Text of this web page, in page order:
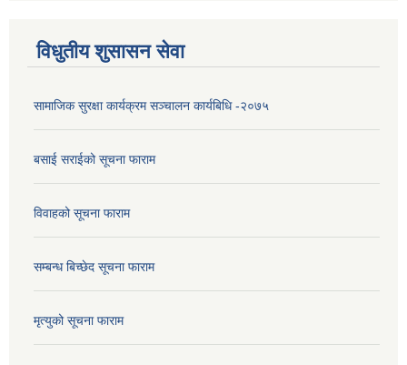
विधुतीय शुसासन सेवा
सामाजिक सुरक्षा कार्यक्रम सञ्चालन कार्यबिधि -२०७५
बसाई सराईको सूचना फाराम
विवाहको सूचना फाराम
सम्बन्ध बिच्छेद सूचना फाराम
मृत्युको सूचना फाराम